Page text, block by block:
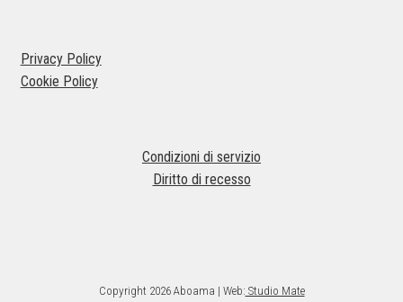
Privacy Policy
Cookie Policy
Condizioni di servizio
Diritto di recesso
Copyright 2026 Aboama | Web: Studio Mate